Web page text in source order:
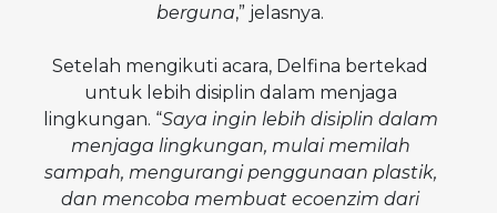
berguna,” jelasnya.
Setelah mengikuti acara, Delfina bertekad
untuk lebih disiplin dalam menjaga
lingkungan. “Saya ingin lebih disiplin dalam
menjaga lingkungan, mulai memilah
sampah, mengurangi penggunaan plastik,
dan mencoba membuat ecoenzim dari